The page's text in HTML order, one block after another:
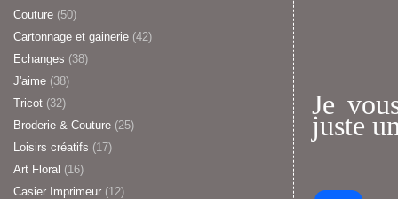
Couture (50)
Cartonnage et gainerie (42)
Echanges (38)
J'aime (38)
Tricot (32)
Broderie & Couture (25)
Loisirs créatifs (17)
Art Floral (16)
Casier Imprimeur (12)
Je
juste